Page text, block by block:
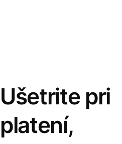
Ušetrite pri
platení,